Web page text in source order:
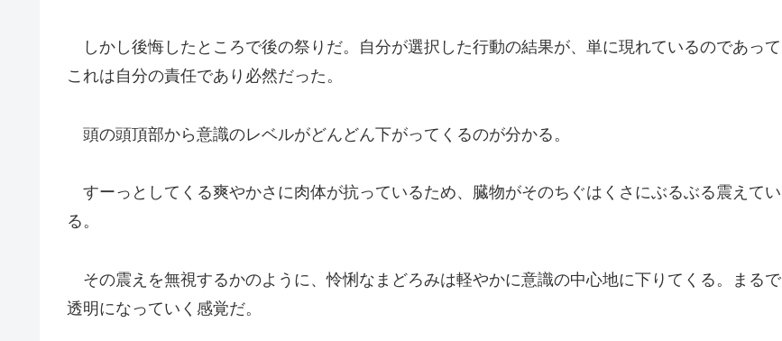
しかし後悔したところで後の祭りだ。自分が選択した行動の結果が、単に現れているのであって
これは自分の責任であり必然だった。
頭の頭頂部から意識のレベルがどんどん下がってくるのが分かる。
すーっとしてくる爽やかさに肉体が抗っているため、臓物がそのちぐはくさにぶるぶる震えてい
る。
その震えを無視するかのように、怜悧なまどろみは軽やかに意識の中心地に下りてくる。まるで
透明になっていく感覚だ。